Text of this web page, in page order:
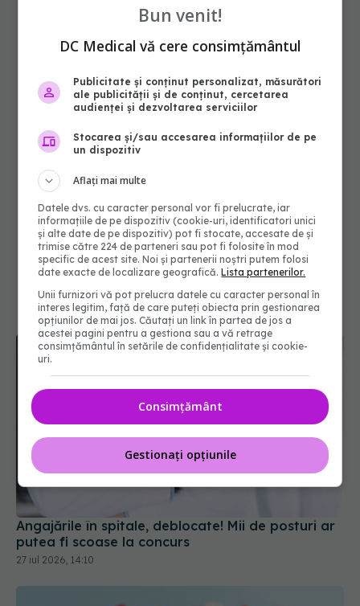
Angajările în spitale, deblocate! Mii de posturi ar
putea fi scoase la concurs
27 iul 2026, 14:10
Bun venit!
DC Medical vă cere consimțământul
Publicitate și conținut personalizat, măsurători
ale publicității și de conținut, cercetarea
audienței și dezvoltarea serviciilor
Stocarea și/sau accesarea informațiilor de pe
un dispozitiv
Aflați mai multe
Datele dvs. cu caracter personal vor fi prelucrate, iar
informațiile de pe dispozitiv (cookie-uri, identificatori unici
și alte date de pe dispozitiv) pot fi stocate, accesate de și
trimise către 224 de parteneri sau pot fi folosite în mod
specific de acest site. Noi și partenerii noștri putem folosi
date exacte de localizare geografică.Lista partenerilor.
Unii furnizori vă pot prelucra datele cu caracter personal în
interes legitim, față de care puteți obiecta prin gestionarea
opțiunilor de mai jos. Căutați un link în partea de jos a
acestei pagini pentru a gestiona sau a vă retrage
consimțământul în setările de confidențialitate și cookie-
uri.
Consimțământ
Gestionați opțiunile